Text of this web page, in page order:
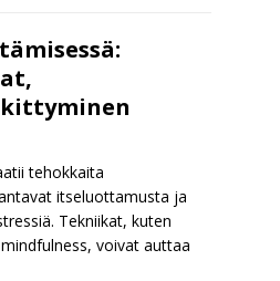
tehokkaita
itseluottamusta ja
Tekniikat, kuten
voivat auttaa